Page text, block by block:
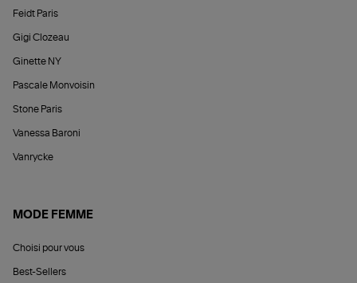
Feidt Paris
Gigi Clozeau
Ginette NY
Pascale Monvoisin
Stone Paris
Vanessa Baroni
Vanrycke
MODE FEMME
Choisi pour vous
Best-Sellers